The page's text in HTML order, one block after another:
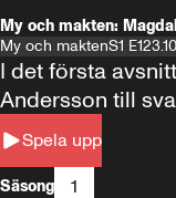
My och makten:
My och maktenS1 E1
Spela upp
I det första
Andersson till
Säsong 1